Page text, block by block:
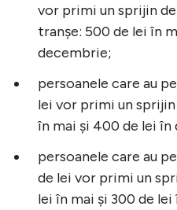
vor primi un sprijin
tranșe: 500 de lei în
decembrie;
persoanele care au
lei vor primi un
în mai și 400 de lei
persoanele care au
de lei vor primi un
lei în mai și 300 de